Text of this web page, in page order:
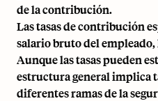
de la contribución.
Las tasas de contribución
salario bruto del
Aunque las tasas pueden
estructura general implica
diferentes ramas de la